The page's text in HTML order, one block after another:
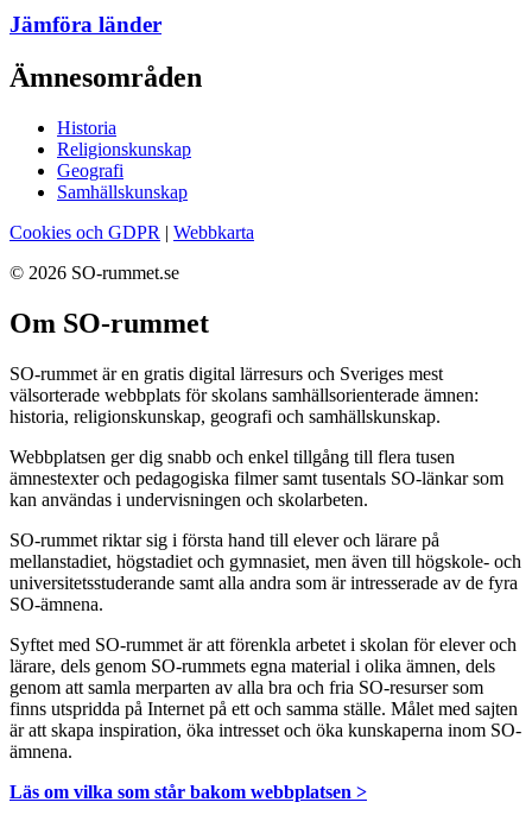
Jämföra länder
Ämnesområden
Historia
Religionskunskap
Geografi
Samhällskunskap
Cookies och GDPR | Webbkarta
© 2026 SO-rummet.se
Om SO-rummet
SO-rummet är en gratis digital lärresurs och Sveriges mest
välsorterade webbplats för skolans samhällsorienterade ämnen:
historia, religionskunskap, geografi och samhällskunskap.
Webbplatsen ger dig snabb och enkel tillgång till flera tusen
ämnestexter och pedagogiska filmer samt tusentals SO-länkar som
kan användas i undervisningen och skolarbeten.
SO-rummet riktar sig i första hand till elever och lärare på
mellanstadiet, högstadiet och gymnasiet, men även till högskole- och
universitetsstuderande samt alla andra som är intresserade av de fyra
SO-ämnena.
Syftet med SO-rummet är att förenkla arbetet i skolan för elever och
lärare, dels genom SO-rummets egna material i olika ämnen, dels
genom att samla merparten av alla bra och fria SO-resurser som
finns utspridda på Internet på ett och samma ställe. Målet med sajten
är att skapa inspiration, öka intresset och öka kunskaperna inom SO-
ämnena.
Läs om vilka som står bakom webbplatsen >